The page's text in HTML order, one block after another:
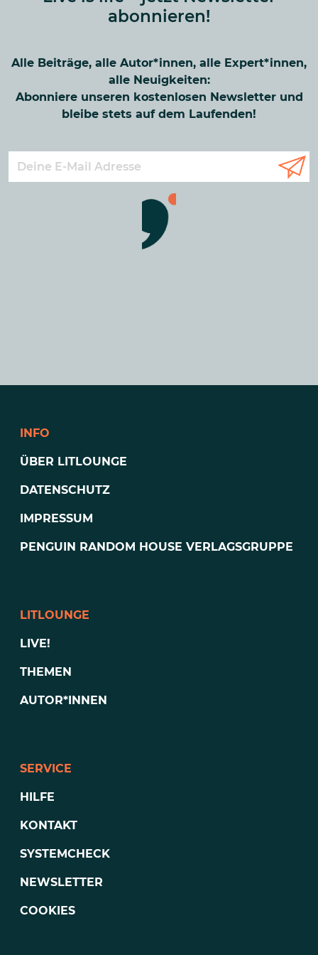
abonnieren!
Alle Beiträge, alle Autor*innen, alle Expert*innen,
alle Neuigkeiten:
Abonniere unseren kostenlosen Newsletter und
bleibe stets auf dem Laufenden!
INFO
ÜBER LITLOUNGE
DATENSCHUTZ
IMPRESSUM
PENGUIN RANDOM HOUSE VERLAGSGRUPPE
LITLOUNGE
LIVE!
THEMEN
AUTOR*INNEN
SERVICE
HILFE
KONTAKT
SYSTEMCHECK
NEWSLETTER
COOKIES